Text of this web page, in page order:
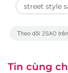
street style
Tin cùng